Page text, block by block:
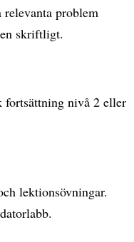
relevanta problem
skriftligt.
fortsättning nivå 2 eller
lektionsövningar.